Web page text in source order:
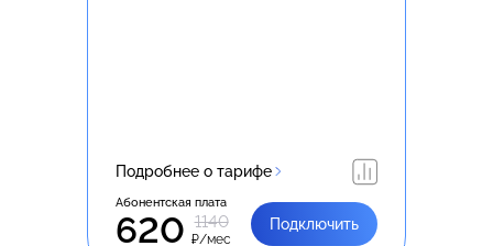
Подробнее о тарифе
Абонентская плата
620 1140
₽/мес
Подключить